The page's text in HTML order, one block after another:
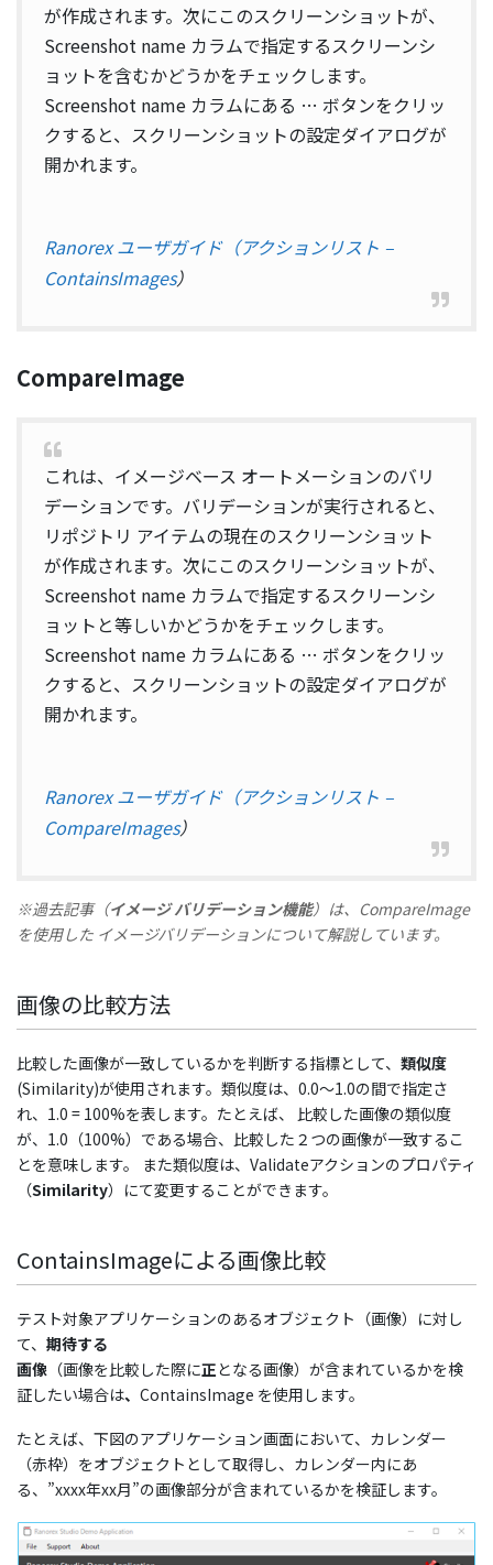
が作成されます。次にこのスクリーンショットが、
Screenshot name カラムで指定するスクリーンシ
ョットを含むかどうかをチェックします。
Screenshot name カラムにある … ボタンをクリッ
クすると、スクリーンショットの設定ダイアログが
開かれます。
Ranorex ユーザガイド（アクションリスト –
ContainsImages）
CompareImage
これは、イメージベース オートメーションのバリ
デーションです。バリデーションが実行されると、
リポジトリ アイテムの現在のスクリーンショット
が作成されます。次にこのスクリーンショットが、
Screenshot name カラムで指定するスクリーンシ
ョットと等しいかどうかをチェックします。
Screenshot name カラムにある … ボタンをクリッ
クすると、スクリーンショットの設定ダイアログが
開かれます。
Ranorex ユーザガイド（アクションリスト –
CompareImages）
※過去記事（イメージ バリデーション機能）は、 CompareImage
を使用した イメージバリデーションについて解説しています。
画像の比較方法
比較した画像が一致しているかを判断する指標として、 類似度
(Similarity)が使用されます。類似度は、0.0～1.0の間で指定さ
れ、1.0 = 100%を表します。たとえば、 比較した画像の類似度
が、1.0（100%）である場合、比較した２つの画像が一致するこ
とを意味します。 また類似度は、Validateアクションのプロパティ
（Similarity）にて変更することができます。
ContainsImageによる画像比較
テスト対象アプリケーションのあるオブジェクト（画像）に対し
て、 期待する
画像 （画像を比較した際に正となる画像）が含まれているかを検
証したい場合は、 ContainsImage を使用します。
たとえば、下図のアプリケーション画面において、カレンダー
（赤枠）をオブジェクトとして取得し、カレンダー内にあ
る、”xxxx年xx月”の画像部分が含まれているかを検証します。